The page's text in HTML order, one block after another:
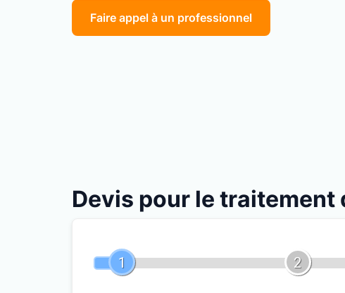
Faire appel à un professionnel
Devis pour le traitement
1 2